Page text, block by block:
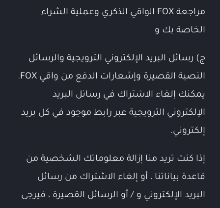
مراجعة FOX الواقي الذكري وعملية الشراء
الخاصة بك و
ج) رسائل البريد الإلكتروني الترويجية والرسائل
النصية القصيرة وإشعارات الدفع من واقي FOX.
يمكنك إلغاء الاشتراك في رسائل البريد
الإلكتروني الترويجية عبر رابط موجود في كل بريد
إلكتروني.
إذا كنت تريد منا إزالة معلوماتك الشخصية من
قاعدة بياناتنا ، أو إلغاء الاشتراك من رسائل
البريد الإلكتروني و / أو الرسائل القصيرة ، فيرجى